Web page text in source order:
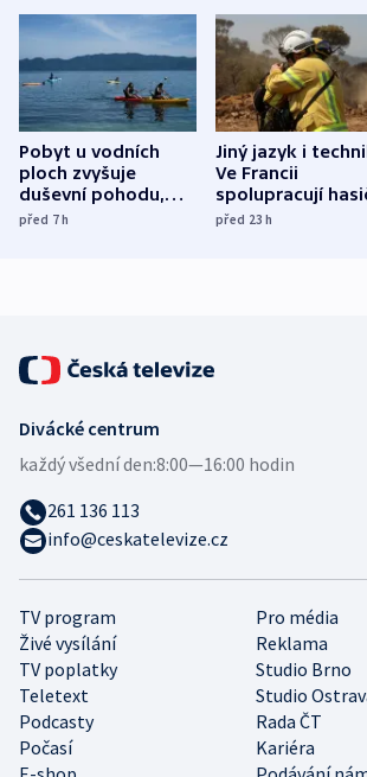
Pobyt u vodních
ploch zvyšuje
duševní pohodu,
ukázala
před 7h
Jiný jazyk i
Ve Francii
spolupracují
různých zemí
před 23h
TV program
Pro média
Živé vysílání
Reklama
TV poplatky
Studio Brno
Teletext
Studio
Podcasty
Rada ČT
Počasí
Kariéra
Divácké centrum
každý všední den:8:00—16:00 hodin
261 136 113
info@ceskatelevize.cz